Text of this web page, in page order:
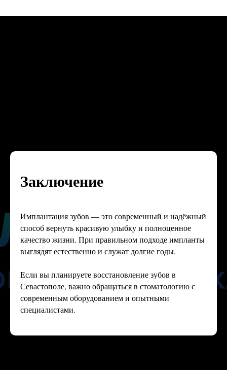
Заключение
Имплантация зубов — это современный и надёжный
способ вернуть красивую улыбку и полноценное
качество жизни. При правильном подходе импланты
выглядят естественно и служат долгие годы.
Если вы планируете восстановление зубов в
Севастополе, важно обращаться в стоматологию с
современным оборудованием и опытными
специалистами.